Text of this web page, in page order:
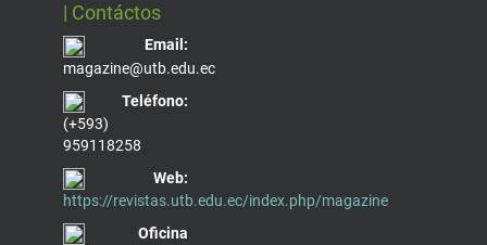
| Contáctos
Email:
magazine@utb.edu.ec
Teléfono:
(+593)
959118258
Web:
https://revistas.utb.edu.ec/index.php/magazine
Oficina